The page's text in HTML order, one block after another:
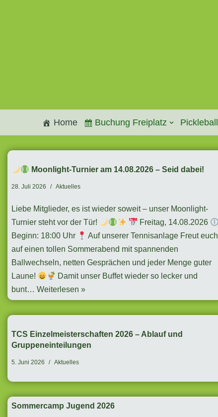
Home Buchung Freiplatz Pickleball
Moonlight-Turnier am 14.08.2026 – Seid dabei!
28. Juli 2026 Aktuelles
Liebe Mitglieder, es ist wieder soweit – unser Moonlight-
Turnier steht vor der Tür!
Freitag, 14.08.2026
Beginn: 18:00 Uhr
Auf unserer Tennisanlage Freut euch
auf einen tollen Sommerabend mit spannenden
Ballwechseln, netten Gesprächen und jeder Menge guter
Laune!
Damit unser Buffet wieder so lecker und
bunt… Weiterlesen »
TCS Einzelmeisterschaften 2026 – Ablauf und
Gruppeneinteilungen
5. Juni 2026 Aktuelles
Sommercamp Jugend 2026